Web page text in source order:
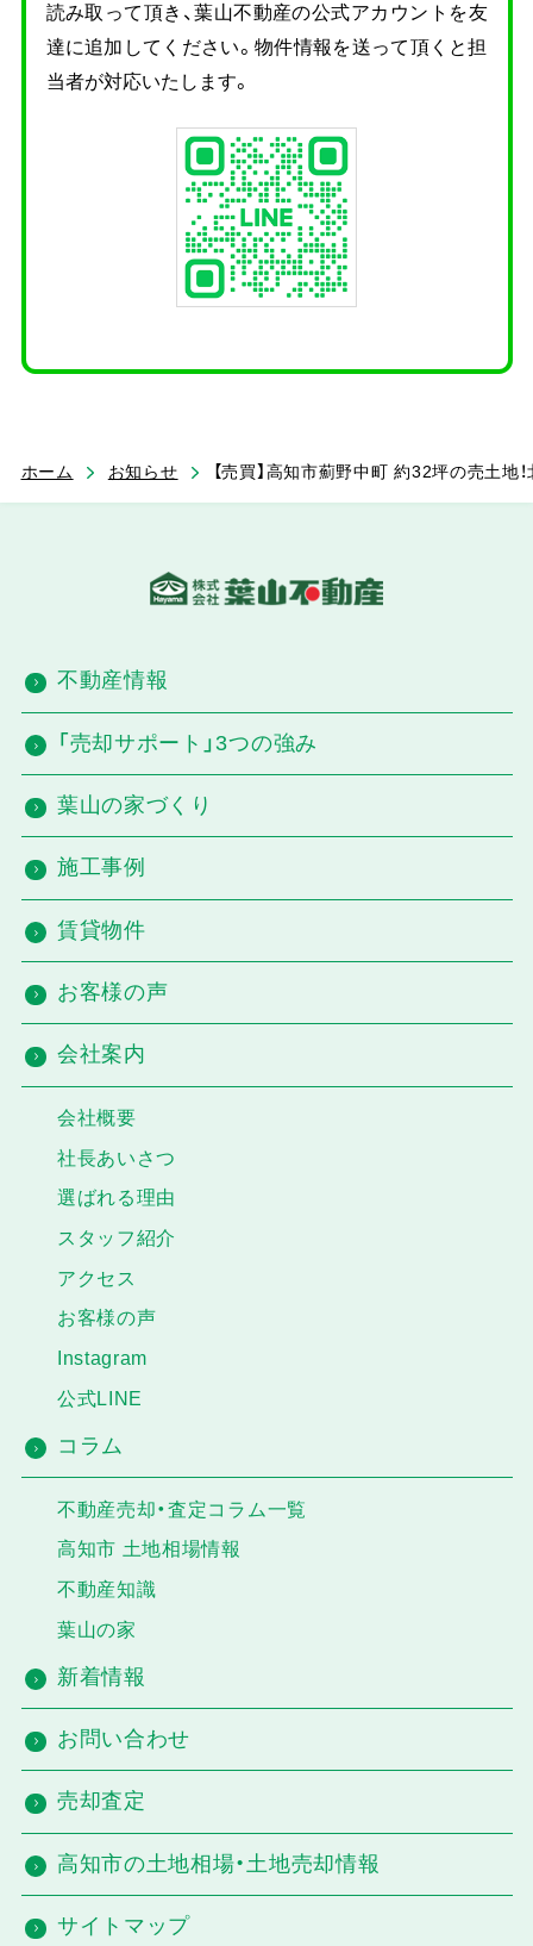
読み取って頂き、葉山不動産の公式アカウントを友
達に追加してください。物件情報を送って頂くと担
当者が対応いたします。
ホーム お知らせ 【売買】高知市薊野中町 約32坪の売土地
不動産情報
「売却サポート」3つの強み
葉山の家づくり
施工事例
賃貸物件
お客様の声
会社案内
会社概要
社長あいさつ
選ばれる理由
スタッフ紹介
アクセス
お客様の声
Instagram
公式LINE
コラム
不動産売却・査定コラム一覧
高知市 土地相場情報
不動産知識
葉山の家
新着情報
お問い合わせ
売却査定
高知市の土地相場・土地売却情報
サイトマップ